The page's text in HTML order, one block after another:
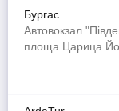
Бургас
Автовокзал
площа Царица